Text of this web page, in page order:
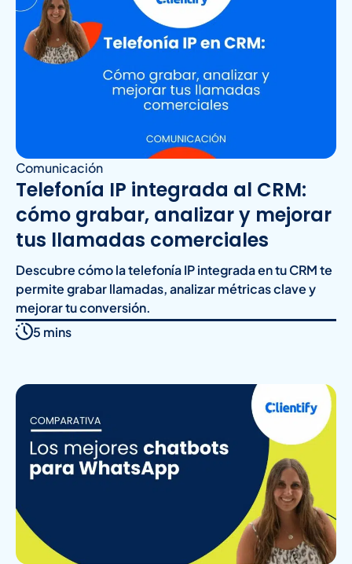
Comunicación
Telefonía IP integrada al CRM:
cómo grabar, analizar y mejorar
tus llamadas comerciales
Descubre cómo la telefonía IP integrada en tu CRM te
permite grabar llamadas, analizar métricas clave y
mejorar tu conversión.
5 mins